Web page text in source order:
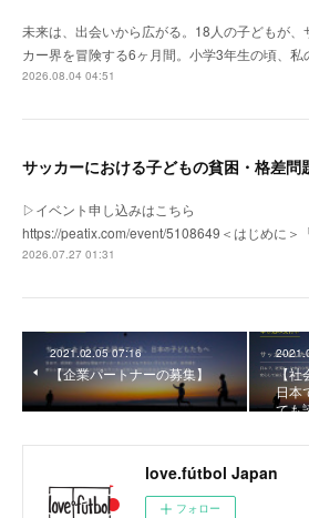
未来は、出会いから広がる。18人の子どもが、
カー界を冒険する6ヶ月間。小学3年生の頃、
2026.08.04 04:51
▷イベント申し込みはこちら
https://peatix.com/event/5108649＜はじめに＞
2026.07.27 01:31
2021.02.05 07:16
【企業パートナーの募集】
【社
日本
ても
love.fútbol Japan
フォロー